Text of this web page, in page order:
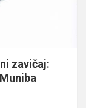
zavičaj: